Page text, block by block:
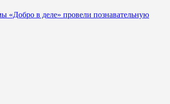
«Добро в деле» провели познавательную